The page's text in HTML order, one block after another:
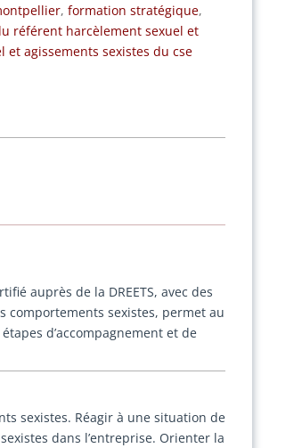
, formation stratégique,
référent harcèlement sexuel et
agissements sexistes du cse
auprès de la DREETS, avec des
comportements sexistes, permet au
d’accompagnement et de
sexistes. Réagir à une situation de
dans l’entreprise. Orienter la